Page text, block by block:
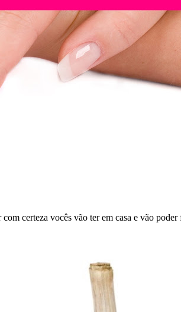
certeza vocês vão ter em casa e vão